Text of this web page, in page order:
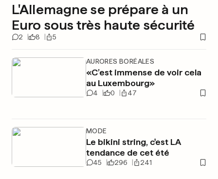
L'Allemagne se prépare à un
Euro sous très haute sécurité
2 8 5
AURORES BORÉALES
«C’est immense de voir cela
au Luxembourg»
4 0 47
MODE
Le bikini string, c'est LA
tendance de cet été
45 296 241